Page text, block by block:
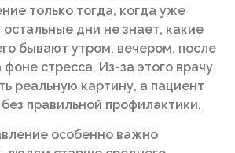
только тогда, когда уже
остальные дни не знает, какие
бывают утром, вечером, после
фоне стресса. Из-за этого врачу
реальную картину, а пациент
правильной профилактики.
особенно важно